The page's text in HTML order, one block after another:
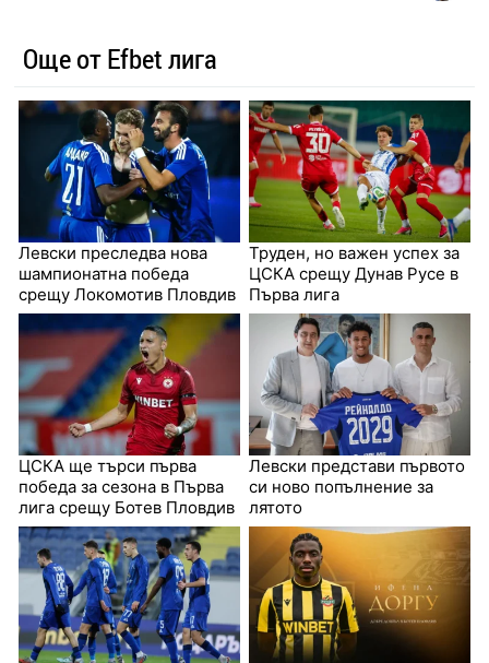
Още от Efbet лига
Левски преследва нова
шампионатна победа
срещу Локомотив Пловдив
Труден, но важен успех за
ЦСКА срещу Дунав Русе в
Първа лига
ЦСКА ще търси първа
победа за сезона в Първа
лига срещу Ботев Пловдив
Левски представи първото
си ново попълнение за
лятото